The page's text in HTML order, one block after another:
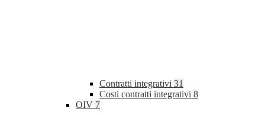
Contratti integrativi 31
Costi contratti integrativi 8
OIV 7